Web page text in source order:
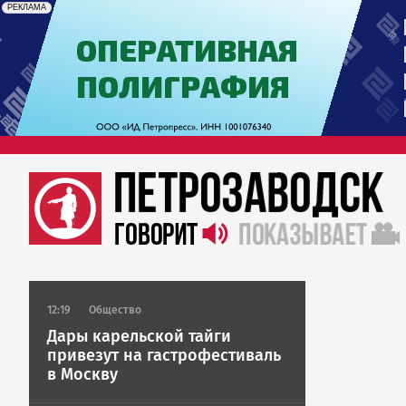
erid: 2SDnjdrAfb3
РЕКЛАМА
Реклама
12:19 Общество
Дары карельской тайги
привезут на гастрофестиваль
в Москву